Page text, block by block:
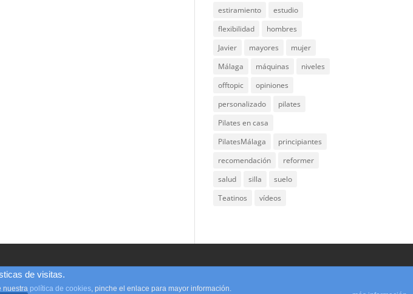
estiramiento
estudio
flexibilidad
hombres
Javier
mayores
mujer
Málaga
máquinas
niveles
offtopic
opiniones
personalizado
pilates
Pilates en casa
PilatesMálaga
principiantes
recomendación
reformer
salud
silla
suelo
Teatinos
vídeos
de visitas.
nuestra política de cookies, pinche el enlace para mayor información.